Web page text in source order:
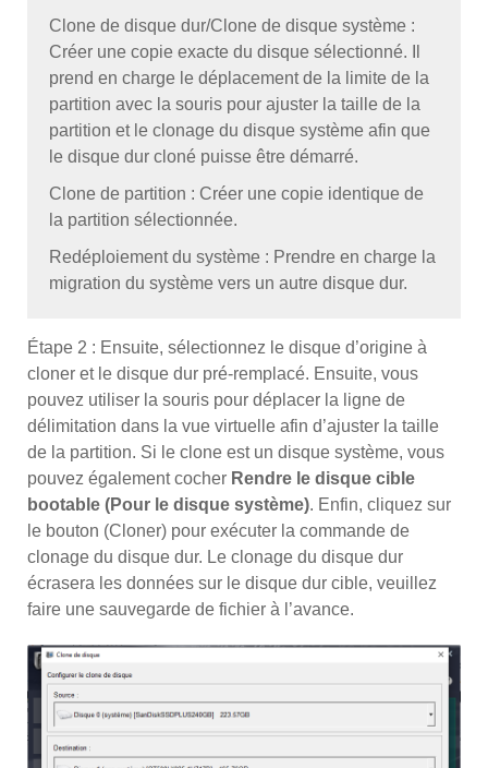
Clone de disque dur/Clone de disque système :
Créer une copie exacte du disque sélectionné. Il
prend en charge le déplacement de la limite de la
partition avec la souris pour ajuster la taille de la
partition et le clonage du disque système afin que
le disque dur cloné puisse être démarré.
Clone de partition : Créer une copie identique de
la partition sélectionnée.
Redéploiement du système : Prendre en charge la
migration du système vers un autre disque dur.
Étape 2 : Ensuite, sélectionnez le disque d’origine à
cloner et le disque dur pré-remplacé. Ensuite, vous
pouvez utiliser la souris pour déplacer la ligne de
délimitation dans la vue virtuelle afin d’ajuster la taille
de la partition. Si le clone est un disque système, vous
pouvez également cocher Rendre le disque cible
bootable (Pour le disque système). Enfin, cliquez sur
le bouton (Cloner) pour exécuter la commande de
clonage du disque dur. Le clonage du disque dur
écrasera les données sur le disque dur cible, veuillez
faire une sauvegarde de fichier à l’avance.